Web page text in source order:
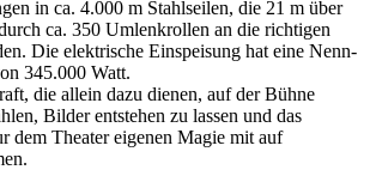
in ca. 4.000 m Stahlseilen, die 21 m über
ca. 350 Umlenkrollen an die richtigen
Die elektrische Einspeisung hat eine Nenn-
345.000 Watt.
die allein dazu dienen, auf der Bühne
Bilder entstehen zu lassen und das
dem Theater eigenen Magie mit auf